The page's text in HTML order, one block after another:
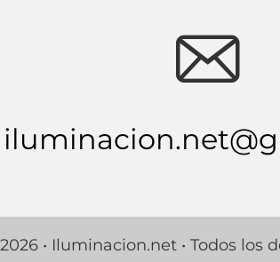
e
• Iluminacion.net • Todos los